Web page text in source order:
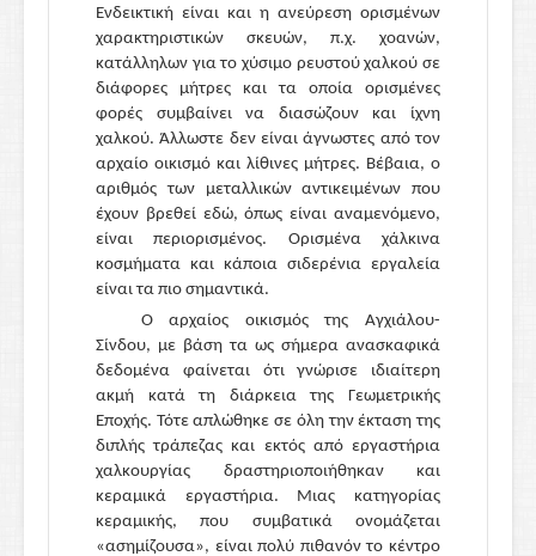
Ενδεικτική είναι και η ανεύρεση ορισμένων
χαρακτηριστικών σκευών, π.χ. χοανών,
κατάλληλων για το χύσιμο ρευστού χαλκού σε
διάφορες μήτρες και τα οποία ορισμένες
φορές συμβαίνει να διασώζουν και ίχνη
χαλκού. Άλλωστε δεν είναι άγνωστες από τον
αρχαίο οικισμό και λίθινες μήτρες. Βέβαια, ο
αριθμός των μεταλλικών αντικειμένων που
έχουν βρεθεί εδώ, όπως είναι αναμενόμενο,
είναι περιορισμένος. Ορισμένα χάλκινα
κοσμήματα και κάποια σιδερένια εργαλεία
είναι τα πιο σημαντικά.
Ο αρχαίος οικισμός της Αγχιάλου-
Σίνδου, με βάση τα ως σήμερα ανασκαφικά
δεδομένα φαίνεται ότι γνώρισε ιδιαίτερη
ακμή κατά τη διάρκεια της Γεωμετρικής
Εποχής. Τότε απλώθηκε σε όλη την έκταση της
διπλής τράπεζας και εκτός από εργαστήρια
χαλκουργίας δραστηριοποιήθηκαν και
κεραμικά εργαστήρια. Μιας κατηγορίας
κεραμικής, που συμβατικά ονομάζεται
«ασημίζουσα», είναι πολύ πιθανόν το κέντρο